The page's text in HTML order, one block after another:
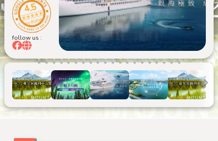
4.5
88 則評論
follow us :